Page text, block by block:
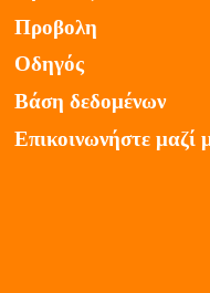
Προβολη
Οδηγός
Βάση δεδομένων
Επικοινωνήστε μαζί